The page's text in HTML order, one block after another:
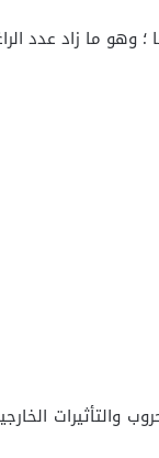
؛ وهو ما زاد عدد
والتأثيرات